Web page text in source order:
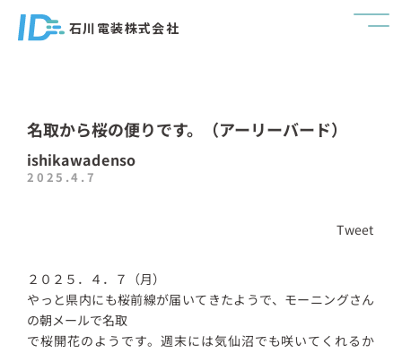
石川電装株式会社
名取から桜の便りです。（アーリーバード）
ishikawadenso
2025.4.7
Tweet
２０２５．４．７（月）
やっと県内にも桜前線が届いてきたようで、モーニングさん
の朝メールで名取
で桜開花のようです。週末には気仙沼でも咲いてくれるか